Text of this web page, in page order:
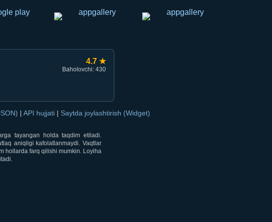
4.7 ★
Baholovchi: 430
| API hujjati | Saytda joylashtirish (Widget)
tayangan holda taqdim etiladi.
aniqligi kafolatlanmaydi. Vaqtlar
hollarda farq qilishi mumkin. Loyiha